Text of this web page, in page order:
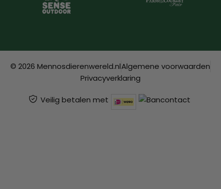
© 2026 Mennosdierenwereld.nlAlgemene voorwaarden
Privacyverklaring
Veilig betalen met